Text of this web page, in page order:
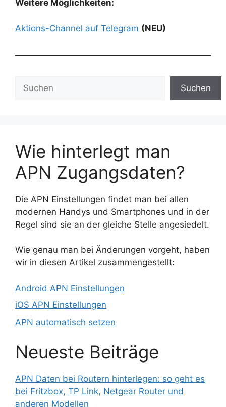
Weitere Möglichkeiten:
Aktions-Channel auf Telegram (NEU)
Suchen
Wie hinterlegt man
APN Zugangsdaten?
Die APN Einstellungen findet man bei allen
modernen Handys und Smartphones und in der
Regel sind sie an der gleiche Stelle angesiedelt.
Wie genau man bei Änderungen vorgeht, haben
wir in diesen Artikel zusammengestellt:
Android APN Einstellungen
iOS APN Einstellungen
APN automatisch setzen
Neueste Beiträge
APN Daten bei Routern hinterlegen: so geht es
bei Fritzbox, TP Link, Netgear Router und
anderen Modellen